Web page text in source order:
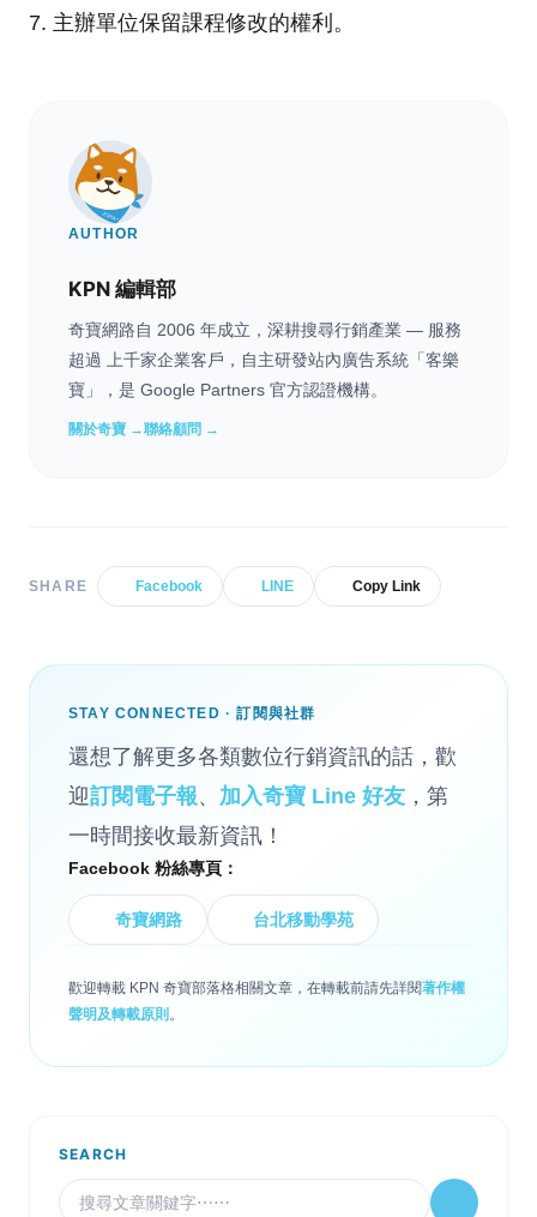
7. 主辦單位保留課程修改的權利。
AUTHOR
KPN 編輯部
奇寶網路自 2006 年成立，深耕搜尋行銷產業 — 服務
超過 上千家企業客戶，自主研發站內廣告系統「客樂
寶」，是 Google Partners 官方認證機構。
關於奇寶 →聯絡顧問 →
SHARE Facebook LINE Copy Link
STAY CONNECTED · 訂閱與社群
還想了解更多各類數位行銷資訊的話，歡
迎訂閱電子報、 加入奇寶 Line 好友 ，第
一時間接收最新資訊！
Facebook 粉絲專頁：
奇寶網路 台北移動學苑
歡迎轉載 KPN 奇寶部落格相關文章，在轉載前請先詳閱著作權
聲明及轉載原則 。
SEARCH